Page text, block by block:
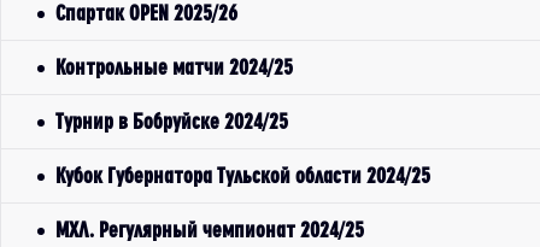
Спартак OPEN 2025/26
Контрольные матчи 2024/25
Турнир в Бобруйске 2024/25
Кубок Губернатора Тульской области 2024/25
МХЛ. Регулярный чемпионат 2024/25